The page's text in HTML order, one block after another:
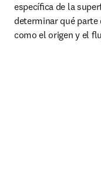
especíﬁca de la
determinar qué parte
como el origen y el